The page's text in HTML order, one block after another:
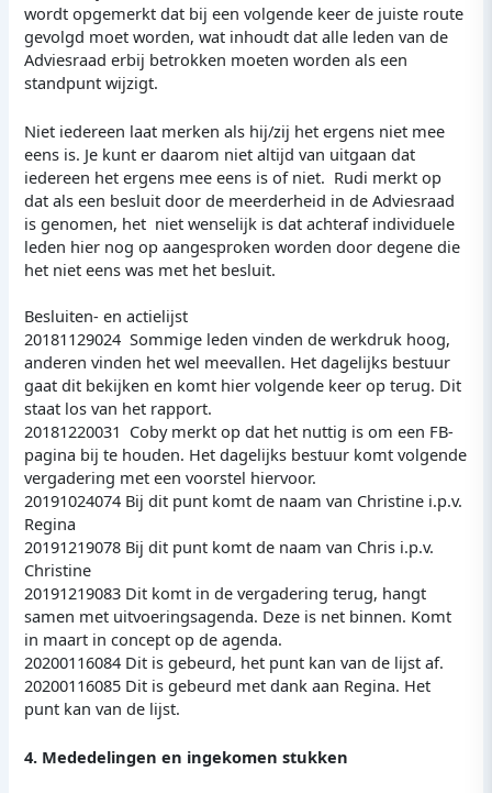
wordt opgemerkt dat bij een volgende keer de juiste route
gevolgd moet worden, wat inhoudt dat alle leden van de
Adviesraad erbij betrokken moeten worden als een
standpunt wijzigt.
Niet iedereen laat merken als hij/zij het ergens niet mee
eens is. Je kunt er daarom niet altijd van uitgaan dat
iedereen het ergens mee eens is of niet. Rudi merkt op
dat als een besluit door de meerderheid in de Adviesraad
is genomen, het niet wenselijk is dat achteraf individuele
leden hier nog op aangesproken worden door degene die
het niet eens was met het besluit.
Besluiten- en actielijst
20181129024 Sommige leden vinden de werkdruk hoog,
anderen vinden het wel meevallen. Het dagelijks bestuur
gaat dit bekijken en komt hier volgende keer op terug. Dit
staat los van het rapport.
20181220031 Coby merkt op dat het nuttig is om een FB-
pagina bij te houden. Het dagelijks bestuur komt volgende
vergadering met een voorstel hiervoor.
20191024074 Bij dit punt komt de naam van Christine i.p.v.
Regina
20191219078 Bij dit punt komt de naam van Chris i.p.v.
Christine
20191219083 Dit komt in de vergadering terug, hangt
samen met uitvoeringsagenda. Deze is net binnen. Komt
in maart in concept op de agenda.
20200116084 Dit is gebeurd, het punt kan van de lijst af.
20200116085 Dit is gebeurd met dank aan Regina. Het
punt kan van de lijst.
4. Mededelingen en ingekomen stukken